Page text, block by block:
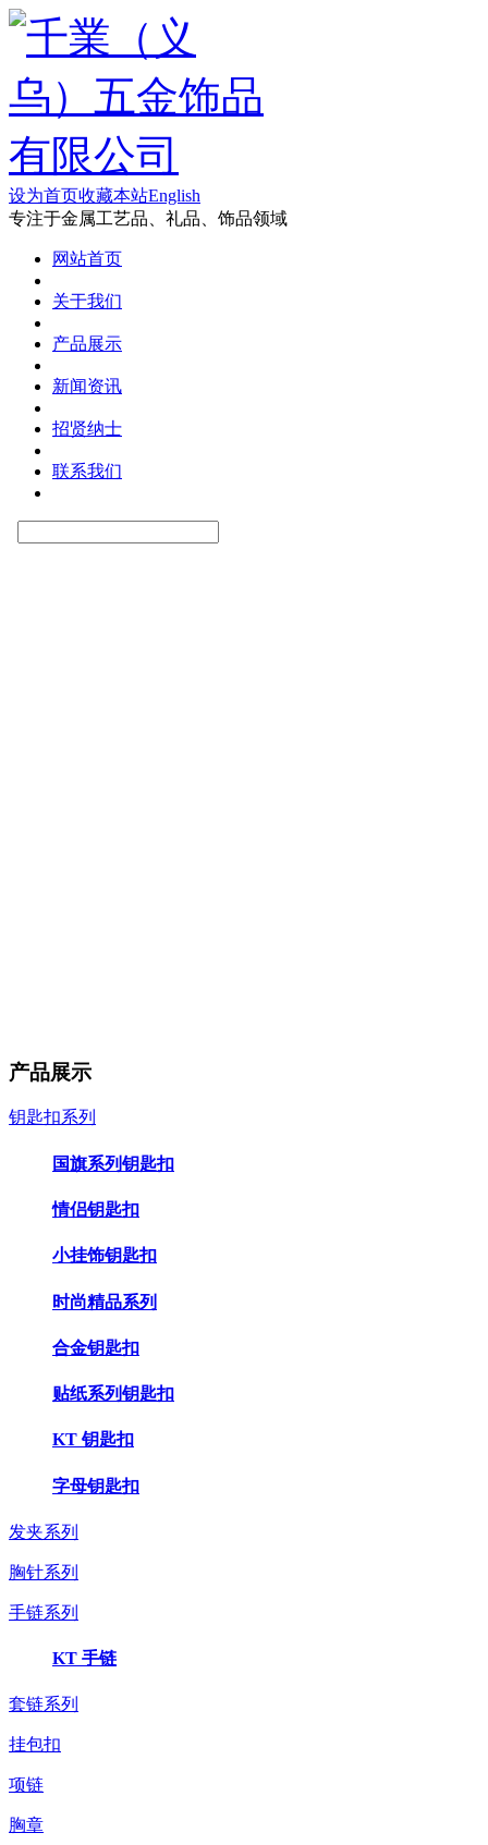
设为首页收藏本站English
专注于金属工艺品、礼品、饰品领域
网站首页
关于我们
产品展示
新闻资讯
招贤纳士
联系我们
产品展示
钥匙扣系列
国旗系列钥匙扣
情侣钥匙扣
小挂饰钥匙扣
时尚精品系列
合金钥匙扣
贴纸系列钥匙扣
KT 钥匙扣
字母钥匙扣
发夹系列
胸针系列
手链系列
KT 手链
套链系列
挂包扣
项链
胸章